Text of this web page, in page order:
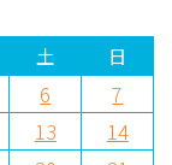
土 日
6
7
13
14